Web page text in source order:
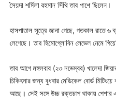
সৈয়দা শর্মিলা রহমান সিঁথি তার পাশে ছিলেন।
হাসপাতাল সূত্রে জানা গেছে, গতকাল রাতে ৬
লেগেছে। তার হিমোগ্লোবিন লেভেল নেমে
তার আগে মঙ্গলবার (২৩ নভেম্বর) খালেদা
চিকিৎসার জন্য বুধবার মেডিকেল বোর্ড
আছে। সেই সঙ্গে উচ্চ রক্তচাপ থাকায় পেশার